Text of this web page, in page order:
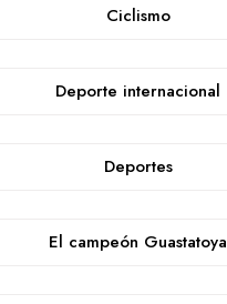
Ciclismo
Deporte internacional
Deportes
El campeón Guastatoya